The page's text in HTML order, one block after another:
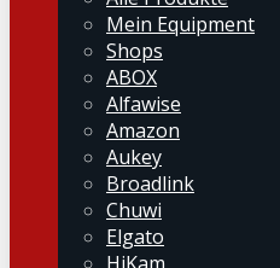
Mein Equipment
Shops
ABOX
Alfawise
Amazon
Aukey
Broadlink
Chuwi
Elgato